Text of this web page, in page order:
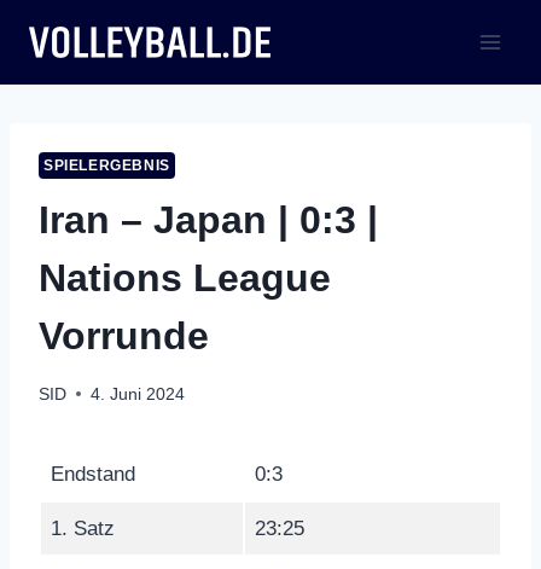
Inhalt
springen
SPIELERGEBNIS
Iran – Japan | 0:3 |
Nations League
Vorrunde
SID 4. Juni 2024
Endstand 0:3
1. Satz 23:25